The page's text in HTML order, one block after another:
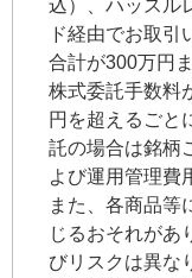
込）、ハッスル
ド経由でお取引
合計が300万円
株式委託手数料
円を超えるごと
託の場合は銘柄
よび運用管理費
また、各商品等
じるおそれがあ
びリスクは異な